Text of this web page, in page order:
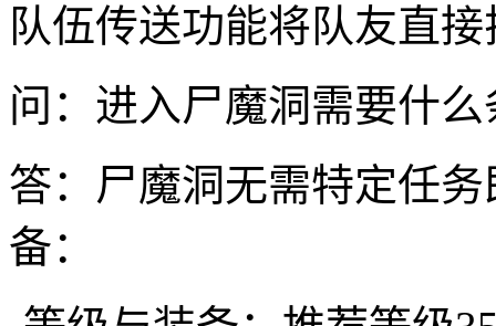
队伍传送功能将队友直
问：进入尸魔洞需要什
答：尸魔洞无需特定任
备：